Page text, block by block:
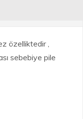
özelliktedir ,
sebebiye pile